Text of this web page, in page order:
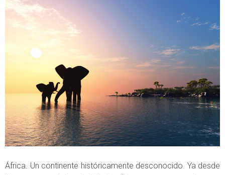
África. Un continente históricamente desconocido. Ya desde